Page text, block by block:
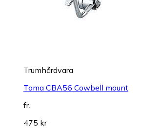
Trumhårdvara
Tama CBA56 Cowbell mount
fr.
475 kr